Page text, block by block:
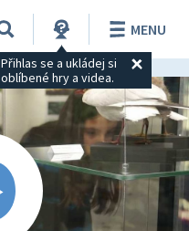
Přihlas se a ukládej si
oblíbené hry a videa.
MENU